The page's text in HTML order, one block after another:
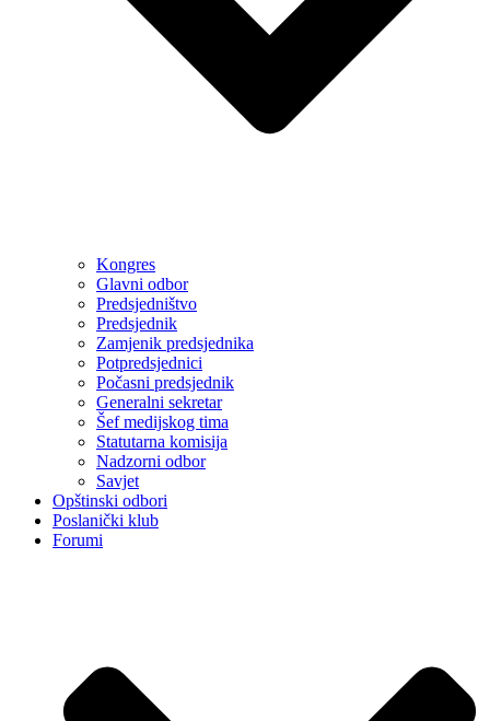
Kongres
Glavni odbor
Predsjedništvo
Predsjednik
Zamjenik predsjednika
Potpredsjednici
Počasni predsjednik
Generalni sekretar
Šef medijskog tima
Statutarna komisija
Nadzorni odbor
Savjet
Opštinski odbori
Poslanički klub
Forumi